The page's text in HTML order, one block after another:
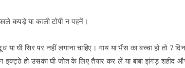
कपड़े या काली टोपी न पहनें।
घी सिर पर नहीं लगाना चाहिए। गाय या भैंस का बच्चा हो तो
हो उसका घी जोत के लिए तैयार कर लें या बाबा झंगड़ शहीद